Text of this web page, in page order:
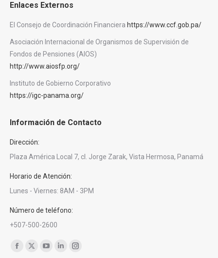
Enlaces Externos
El Consejo de Coordinación Financiera https://www.ccf.gob.pa/
Asociación Internacional de Organismos de Supervisión de
Fondos de Pensiones (AIOS)
http://www.aiosfp.org/
Instituto de Gobierno Corporativo
https://igc-panama.org/
Información de Contacto
Dirección:
Plaza América Local 7, cl. Jorge Zarak, Vista Hermosa, Panamá
Horario de Atención:
Lunes - Viernes: 8AM - 3PM
Número de teléfono:
+507-500-2600
Encuéntranos en:
YouTubeLinkedinInstagram